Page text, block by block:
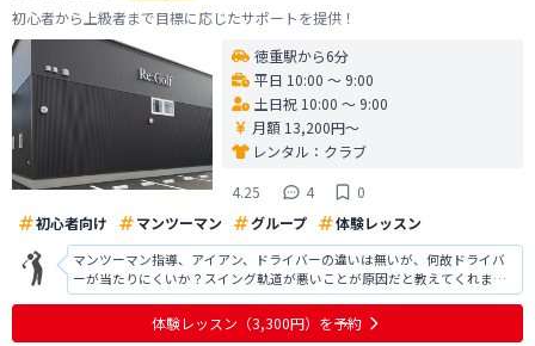
初心者から上級者まで目標に応じたサポートを提供！
徳重駅から6分
平日 10:00 〜 9:00
土日祝 10:00 〜 9:00
月額 13,200円〜
レンタル： クラブ
4.25
4
0
初心者向け
マンツーマン グループ 体験レッスン
マンツーマン指導、アイアン、ドライバーの違いは無いが、何故ドライバ
ーが当たりにくいか？スイング軌道が悪いことが原因だと教えてくれまし
た。 特に左手首のグリップ握りと右グリップの添え方が悪いことに気付か
せてもらえました。それにより構えた肩の向きが、かなりオープンになっ
ていた事、スイング軌道、フェイスが
体験レッスン （3,300円） を予約